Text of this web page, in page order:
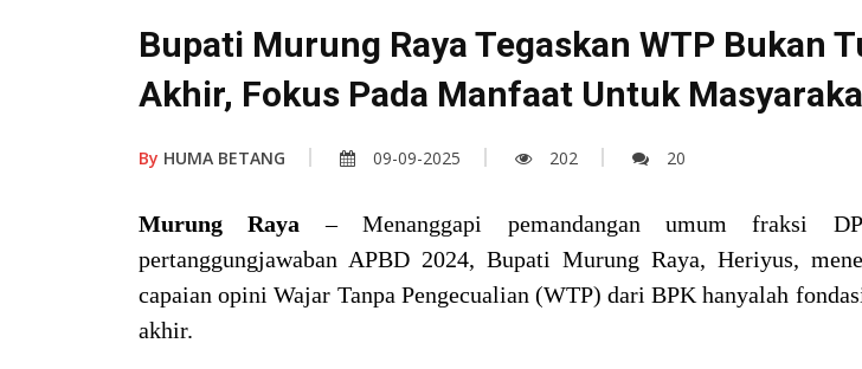
Bupati Murung Raya Tegaskan WTP Bukan
Akhir, Fokus Pada Manfaat Untuk
By HUMA BETANG 09-09-2025 202 20
Murung Raya – Menanggapi pemandangan umum fraksi
pertanggungjawaban APBD 2024, Bupati Murung Raya, Heriyus,
capaian opini Wajar Tanpa Pengecualian (WTP) dari BPK hanyalah
akhir.